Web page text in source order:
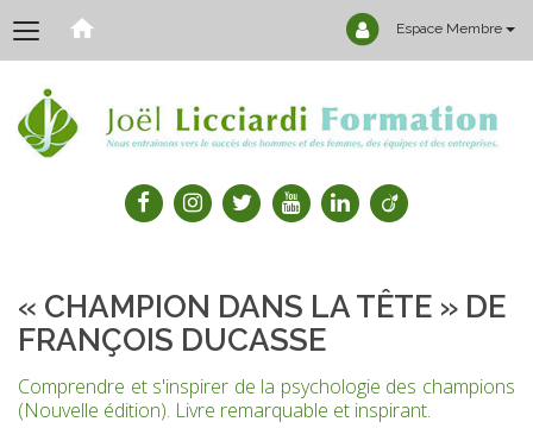
Espace Membre
« CHAMPION DANS LA TÊTE » DE
FRANÇOIS DUCASSE
Comprendre et s'inspirer de la psychologie des champions
(Nouvelle édition). Livre remarquable et inspirant.